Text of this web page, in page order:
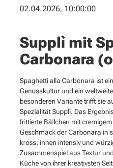
02.04.2026, 10:00:00
Supplì mit
Carbonara
Spaghetti alla Carbonara ist
Genusskultur und ein
besonderen Variante trifft sie
Spezialität Supplì. Das
frittierte Bällchen mit
Geschmack der Carbonara in
kross, innen intensiv und
Zusammenspiel aus Textur
Küche von ihrer kreativsten